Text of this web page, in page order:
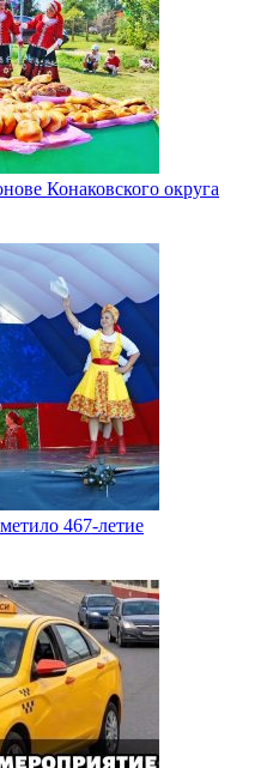
Конаковского округа
467-летие